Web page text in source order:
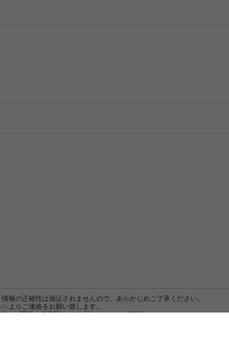
報の正確性は保証されませんので、あらかじめご了承ください。
ら よりご連絡をお願い致します。
ンが運営する歌詞サイト「歌ネット」へ移動します。